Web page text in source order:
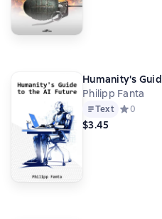
Humanity's
Philipp Fanta
Text Средний
0
$3.45